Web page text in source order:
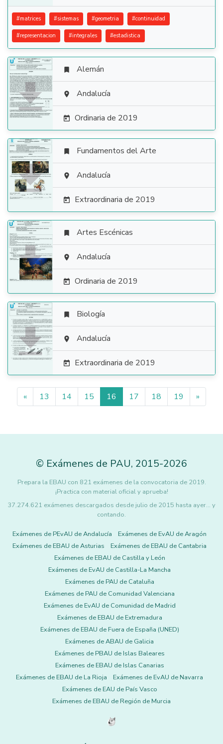
#matrices #sistemas #geometria #continuidad
#representacion #integrales #estadistica

 Alemán
 Andalucía
 Ordinaria de 2019

 Fundamentos del Arte
 Andalucía
 Extraordinaria de 2019

 Artes Escénicas
 Andalucía
 Ordinaria de 2019

 Biología
 Andalucía
 Extraordinaria de 2019
« 13 14 15 16 17 18 19 »
© Exámenes de PAU, 2015-2026
Prepara la EBAU con 821 exámenes de la convocatoria de 2019.
¡Practica con material oficial y aprueba!
37.274.621 exámenes descargados desde julio de 2015 hasta ayer... y
contando.
Exámenes de PEvAU de Andalucía
Exámenes de EvAU de Aragón
Exámenes de EBAU de Asturias
Exámenes de EBAU de Cantabria
Exámenes de EBAU de Castilla y León
Exámenes de EvAU de Castilla-La Mancha
Exámenes de PAU de Cataluña
Exámenes de PAU de Comunidad Valenciana
Exámenes de EvAU de Comunidad de Madrid
Exámenes de EBAU de Extremadura
Exámenes de EBAU de Fuera de España (UNED)
Exámenes de ABAU de Galicia
Exámenes de PBAU de Islas Baleares
Exámenes de EBAU de Islas Canarias
Exámenes de EBAU de La Rioja
Exámenes de EvAU de Navarra
Exámenes de EAU de País Vasco
Exámenes de EBAU de Región de Murcia